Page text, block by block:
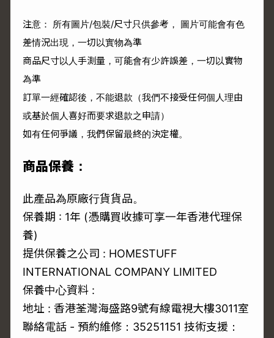
注意： 所有圖片/包裝/尺寸只供參考， 圖片可能會有色
差情況出現，一切以實物為準
商品尺寸以人手測量，可能會有少許誤差，一切以實物
為準
訂單一經確認後，不能退款（我們不接受任何個人理由
或基於個人喜好而要求退款之申請）
如有任何爭議，我們保留最終的決定權。
商品保養：
此產品為原廠行貨貨品。
保養期 : 1年 (憑購買收據可享一年香港代理保
養)
提供保養之公司 : HOMESTUFF
INTERNATIONAL COMPANY LIMITED
保養中心資料 :
地址 : 香港荃灣海盛路9號有線電視大樓3011室
聯絡電話 - 預約維修：35251151 技術支援：